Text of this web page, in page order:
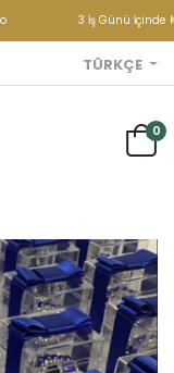
3 İş Günü İçinde
TÜRKÇE
0